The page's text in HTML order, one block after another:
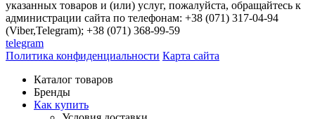
указанных товаров и (или) услуг, пожалуйста, обращайтесь к
администрации сайта по телефонам: +38 (071) 317-04-94
(Viber,Telegram); +38 (071) 368-99-59
telegram
Политика конфиденциальности Карта сайта
Каталог товаров
Бренды
Как купить